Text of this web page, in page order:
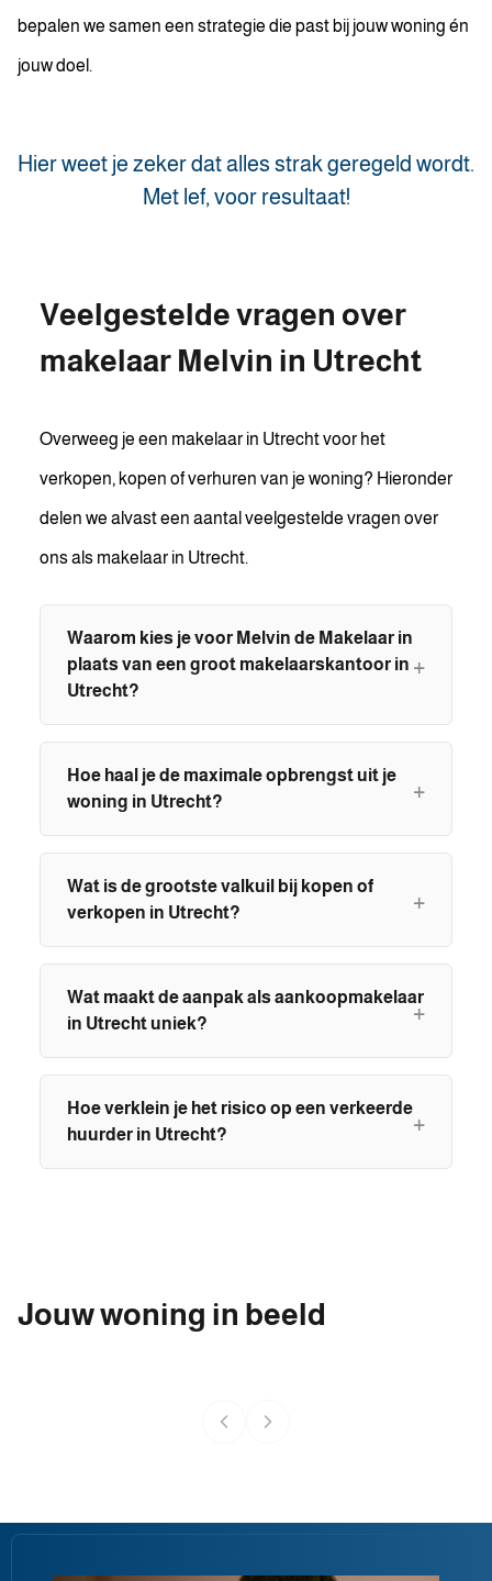
bepalen we samen een strategie die past bij jouw woning én
jouw doel.
Hier weet je zeker dat alles strak geregeld wordt.
Met lef, voor resultaat!
Veelgestelde vragen over
makelaar Melvin in Utrecht
Overweeg je een makelaar in Utrecht voor het
verkopen, kopen of verhuren van je woning? Hieronder
delen we alvast een aantal veelgestelde vragen over
ons als makelaar in Utrecht.
Waarom kies je voor Melvin de Makelaar in
plaats van een groot makelaarskantoor in
Utrecht?
Hoe haal je de maximale opbrengst uit je
woning in Utrecht?
Wat is de grootste valkuil bij kopen of
verkopen in Utrecht?
Wat maakt de aanpak als aankoopmakelaar
in Utrecht uniek?
Hoe verklein je het risico op een verkeerde
huurder in Utrecht?
Jouw woning in beeld